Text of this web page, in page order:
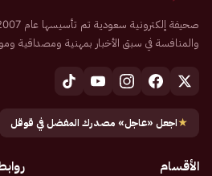
والمنافسة في سبق الأخبار بمهنية ومصداقية
★اجعل «عاجل» مصدرك المفضل في قوقل
الأقسام